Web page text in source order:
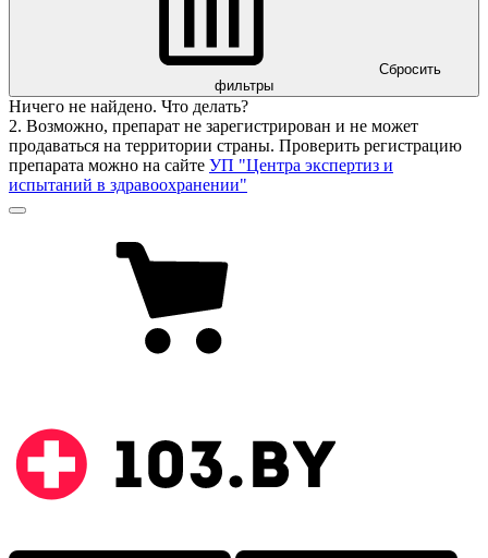
Сбросить
фильтры
Ничего не найдено. Что делать?
2. Возможно, препарат не зарегистрирован и не может
продаваться на территории страны. Проверить регистрацию
препарата можно на сайте УП "Центра экспертиз и
испытаний в здравоохранении"